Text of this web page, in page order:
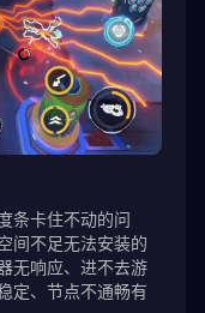
条卡住不动的问
间不足无法安装的
无响应、进不去游
定、节点不通畅有